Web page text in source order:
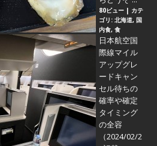
80ビュー | カテ
ゴリ: 北海道, 国
内食, 食
日本航空国
際線マイル
アップグレ
ードキャン
セル待ちの
確率や確定
タイミング
の全容
（2024/02/2